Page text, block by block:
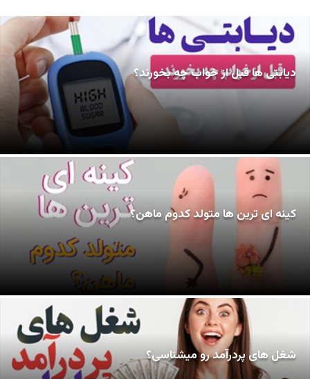
دیابتی ها قبل از خواب چه بخورند؟
کینه ای ترین ها متولد کدوم ماهن؟
شغل های پردرآمد رو میشناسی؟